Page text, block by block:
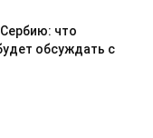
что
обсуждать с